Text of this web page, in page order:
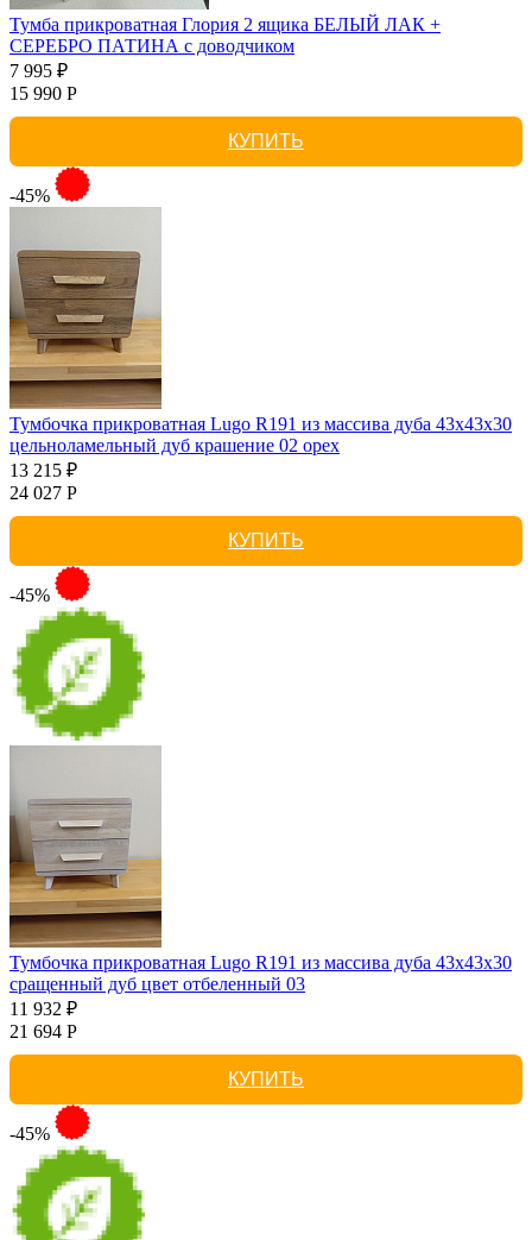
Тумба прикроватная Глория 2 ящика БЕЛЫЙ ЛАК +
СЕРЕБРО ПАТИНА с доводчиком
7 995 ₽
15 990 Р
КУПИТЬ
-45%
Тумбочка прикроватная Lugo R191 из массива дуба 43х43х30
цельноламельный дуб крашение 02 орех
13 215 ₽
24 027 Р
КУПИТЬ
-45%
Тумбочка прикроватная Lugo R191 из массива дуба 43х43х30
сращенный дуб цвет отбеленный 03
11 932 ₽
21 694 Р
КУПИТЬ
-45%